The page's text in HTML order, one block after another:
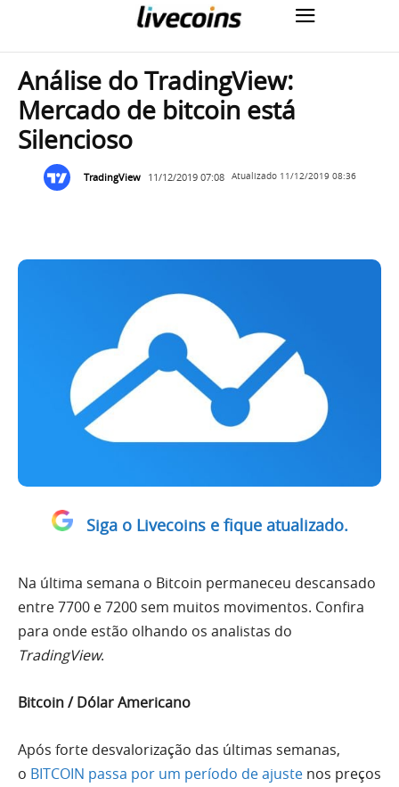
Análise do TradingView:
Mercado de bitcoin está
Silencioso
TradingView 11/12/2019 07:08 Atualizado 11/12/2019 08:36
Siga o Livecoins e fique atualizado.
Na última semana o Bitcoin permaneceu descansado
entre 7700 e 7200 sem muitos movimentos. Confira
para onde estão olhando os analistas do
TradingView.
Bitcoin / Dólar Americano
Após forte desvalorização das últimas semanas,
o BITCOIN passa por um período de ajuste nos preços